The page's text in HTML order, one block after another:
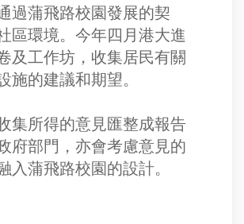
過蒲飛路校園發展的契
區環境。今年四月港大進
及工作坊，收集居民有關
施的建議和期望。
集所得的意見匯整成報告
府部門，亦會考慮意見的
入蒲飛路校園的設計。